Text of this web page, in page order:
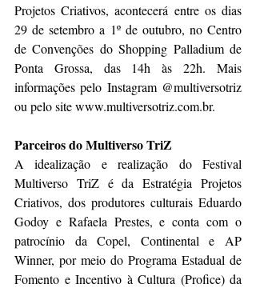
Projetos Criativos, acontecerá entre os dias
29 de setembro a 1º de outubro, no Centro
de Convenções do Shopping Palladium de
Ponta Grossa, das 14h às 22h. Mais
informações pelo Instagram @multiversotriz
ou pelo site www.multiversotriz.com.br.
Parceiros do Multiverso TriZ
A idealização e realização do Festival
Multiverso TriZ é da Estratégia Projetos
Criativos, dos produtores culturais Eduardo
Godoy e Rafaela Prestes, e conta com o
patrocínio da Copel, Continental e AP
Winner, por meio do Programa Estadual de
Fomento e Incentivo à Cultura (Profice) da